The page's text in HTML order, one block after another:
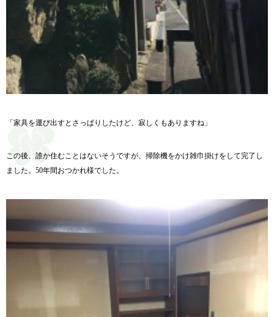
「家具を運び出すとさっぱりしたけど、寂しくもありますね」
この後、誰か住むことはないそうですが、掃除機をかけ雑巾掛けをして完了し
ました。50年間おつかれ様でした。